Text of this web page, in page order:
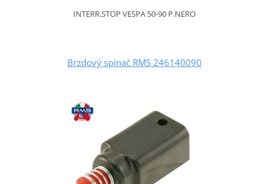
INTERR.STOP VESPA 50-90 P.NERO
Brzdový spínač RMS 246140090